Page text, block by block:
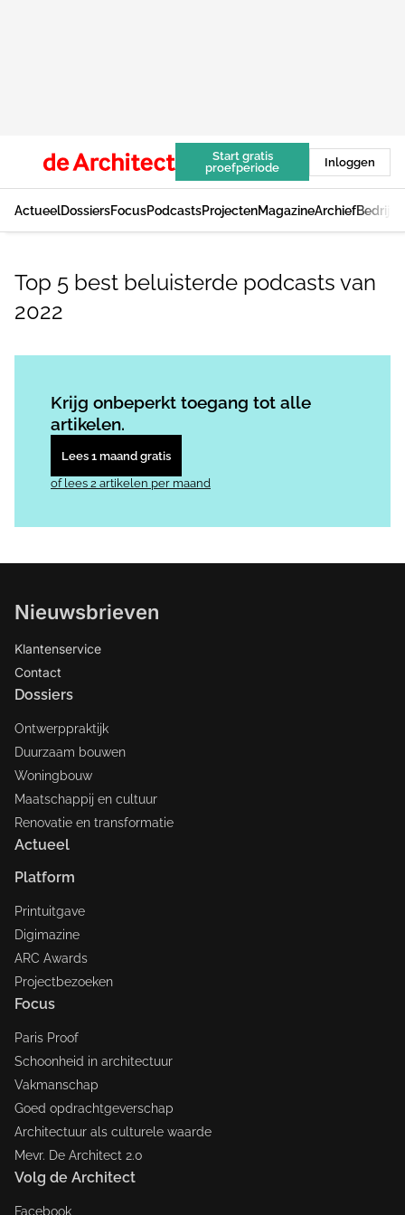
Start gratis
proefperiode
Inloggen
ActueelDossiersFocusPodcastsProjectenMagazineArchief
Top 5 best beluisterde podcasts van
2022
Krijg onbeperkt toegang tot alle
artikelen.
Lees 1 maand gratis
of lees 2 artikelen per maand
Nieuwsbrieven
Klantenservice
Contact
Dossiers
Ontwerppraktijk
Duurzaam bouwen
Woningbouw
Maatschappij en cultuur
Renovatie en transformatie
Actueel
Platform
Printuitgave
Digimazine
ARC Awards
Projectbezoeken
Focus
Paris Proof
Schoonheid in architectuur
Vakmanschap
Goed opdrachtgeverschap
Architectuur als culturele waarde
Mevr. De Architect 2.0
Volg de Architect
Facebook